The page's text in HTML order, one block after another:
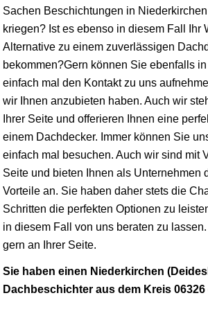
Sachen Beschichtungen in
kriegen? Ist es ebenso in diesem Fall Ihr
Alternative zu einem zuverlässigen
bekommen?Gern können Sie ebenfalls
einfach mal den Kontakt zu uns
wir Ihnen anzubieten haben. Auch wir
Ihrer Seite und offerieren Ihnen eine
einem Dachdecker. Immer können Sie
einfach mal besuchen. Auch wir sind mit
Seite und bieten Ihnen als Unternehmen
Vorteile an. Sie haben daher stets die
Schritten die perfekten Optionen zu
in diesem Fall von uns beraten zu
gern an Ihrer Seite.
Sie haben einen Niederkirchen
Dachbeschichter aus dem Kreis